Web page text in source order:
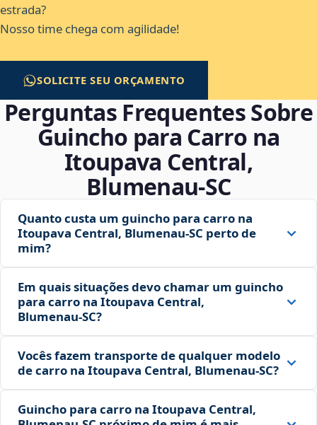
estrada?
Nosso time chega com agilidade!
SOLICITE SEU ORÇAMENTO
Perguntas Frequentes Sobre
Guincho para Carro na
Itoupava Central,
Blumenau‑SC
Quanto custa um guincho para carro na
Itoupava Central, Blumenau‑SC perto de
mim?
Em quais situações devo chamar um guincho
para carro na Itoupava Central,
Blumenau‑SC?
Vocês fazem transporte de qualquer modelo
de carro na Itoupava Central, Blumenau‑SC?
Guincho para carro na Itoupava Central,